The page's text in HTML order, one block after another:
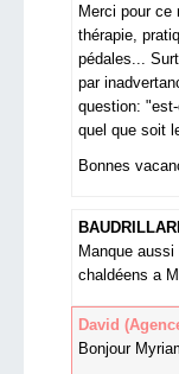
Merci pour ce
thérapie,
pédales...
par
question:
quel que soit
Bonnes
Manque
chaldéens a
David
Bonjour